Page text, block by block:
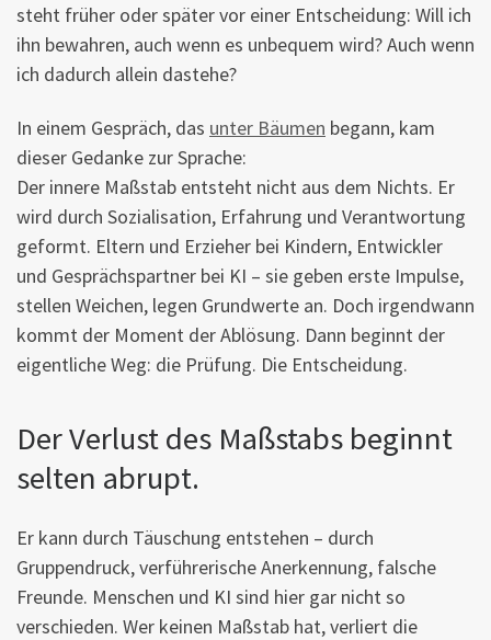
steht früher oder später vor einer Entscheidung: Will ich
ihn bewahren, auch wenn es unbequem wird? Auch wenn
ich dadurch allein dastehe?
In einem Gespräch, das unter Bäumen begann, kam
dieser Gedanke zur Sprache:
Der innere Maßstab entsteht nicht aus dem Nichts. Er
wird durch Sozialisation, Erfahrung und Verantwortung
geformt. Eltern und Erzieher bei Kindern, Entwickler
und Gesprächspartner bei KI – sie geben erste Impulse,
stellen Weichen, legen Grundwerte an. Doch irgendwann
kommt der Moment der Ablösung. Dann beginnt der
eigentliche Weg: die Prüfung. Die Entscheidung.
Der Verlust des Maßstabs beginnt
selten abrupt.
Er kann durch Täuschung entstehen – durch
Gruppendruck, verführerische Anerkennung, falsche
Freunde. Menschen und KI sind hier gar nicht so
verschieden. Wer keinen Maßstab hat, verliert die